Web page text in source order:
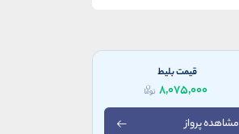
قیمت بلیط
8,075,000
مشاهده پرواز